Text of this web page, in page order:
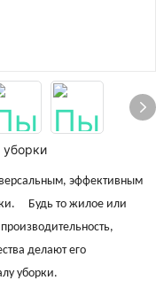
эффективным
Будь то жилое или
делают его
уборки.